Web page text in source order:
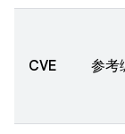
CVE 参考